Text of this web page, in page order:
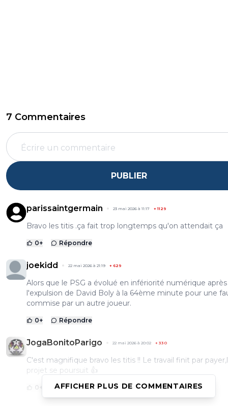
7 Commentaires
PUBLIER
parissaintgermain 23 mai 2026 à 11:17 +1129
Bravo les titis .ça fait trop longtemps qu'on attendait ça
0+ Répondre
joekidd 22 mai 2026 à 21:19 + 629
Alors que le PSG a évolué en infériorité numérique après
l'expulsion de David Boly à la 64ème minute pour une
commise par un autre joueur.
0+ Répondre
JogaBonitoParigo 22 mai 2026 à 20:02 + 330
C'est magnifique bravo les titis !! Le travail finit par
projet se poursuit 👍
0 + Répondre
AFFICHER PLUS DE COMMENTAIRES